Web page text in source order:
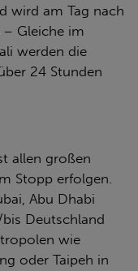
wird am Tag nach
Gleiche im
werden die
24 Stunden
allen großen
Stopp erfolgen.
Abu Dhabi
Deutschland
wie
oder Taipeh in